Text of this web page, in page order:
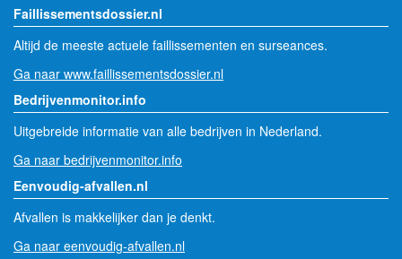
Faillissementsdossier.nl
Altijd de meeste actuele faillissementen en surseances.
Ga naar www.faillissementsdossier.nl
Bedrijvenmonitor.info
Uitgebreide informatie van alle bedrijven in Nederland.
Ga naar bedrijvenmonitor.info
Eenvoudig-afvallen.nl
Afvallen is makkelijker dan je denkt.
Ga naar eenvoudig-afvallen.nl